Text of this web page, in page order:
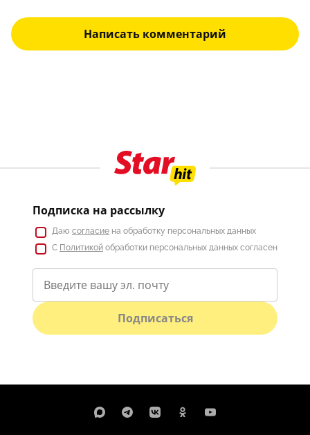
Написать комментарий
Подписка на рассылку
Даю согласие на обработку персональных данных
С Политикой обработки персональных данных согласен
Подписаться